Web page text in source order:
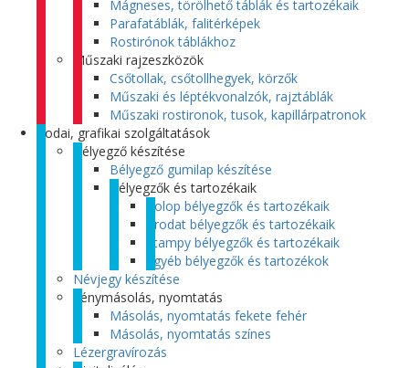
Mágneses, törölhető táblák és tartozékaik
Parafatáblák, falitérképek
Rostirónok táblákhoz
Műszaki rajzeszközök
Csőtollak, csőtollhegyek, körzők
Műszaki és léptékvonalzók, rajztáblák
Műszaki rostironok, tusok, kapillárpatronok
Irodai, grafikai szolgáltatások
Bélyegző készítése
Bélyegző gumilap készítése
Bélyegzők és tartozékaik
Colop bélyegzők és tartozékaik
Trodat bélyegzők és tartozékaik
Stampy bélyegzők és tartozékaik
Egyéb bélyegzők és tartozékok
Névjegy készítése
Fénymásolás, nyomtatás
Másolás, nyomtatás fekete fehér
Másolás, nyomtatás színes
Lézergravírozás